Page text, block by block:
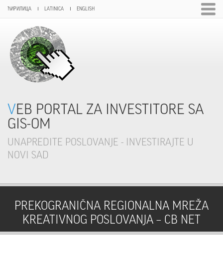
ЋИРИЛИЦА LATINICA ENGLISH
VEB PORTAL ZA INVESTITORE SA
GIS-OM
UNAPREDITE POSLOVANJE - INVESTIRAJTE U
NOVI SAD
PREKOGRANIČNA REGIONALNA MREŽA
KREATIVNOG POSLOVANJA – CB NET